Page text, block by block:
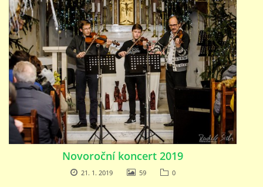
Novoroční koncert 2019
21. 1. 2019 59 0